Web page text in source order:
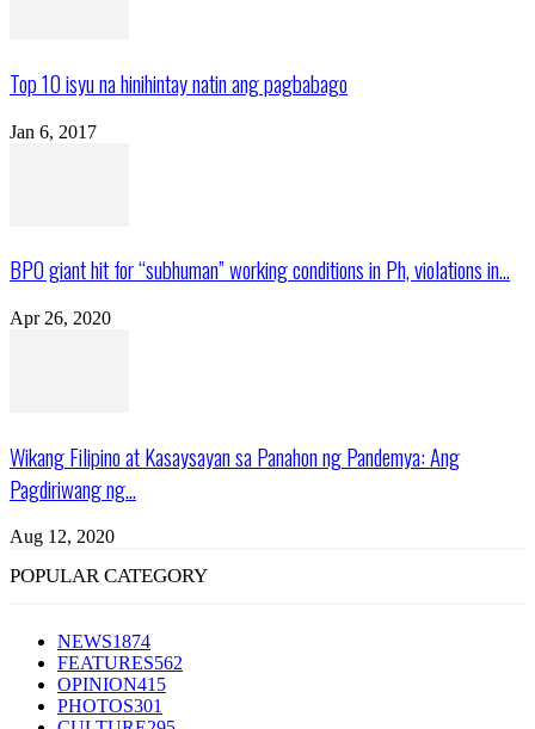
Top 10 isyu na hinihintay natin ang pagbabago
Jan 6, 2017
BPO giant hit for “subhuman” working conditions in Ph, violations in...
Apr 26, 2020
Wikang Filipino at Kasaysayan sa Panahon ng Pandemya: Ang
Pagdiriwang ng...
Aug 12, 2020
POPULAR CATEGORY
NEWS1874
FEATURES562
OPINION415
PHOTOS301